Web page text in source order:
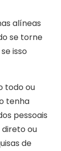
alíneas
se torne
isso
todo ou
tenha
pessoais
ou
de